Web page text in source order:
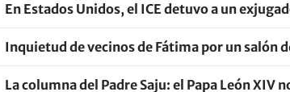
En Estados Unidos, el ICE detuvo a un
Inquietud de vecinos de Fátima por un salón
La columna del Padre Saju: el Papa León XIV